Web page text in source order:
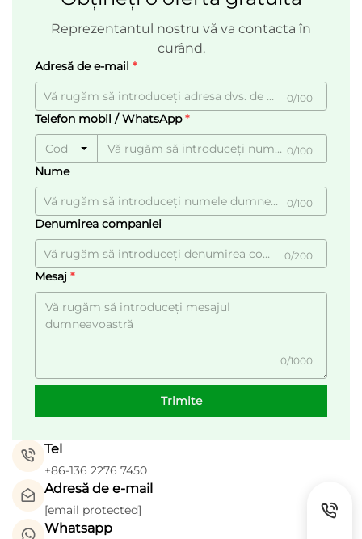
Reprezentantul nostru vă va contacta în
curând.
Adresă de e-mail
0/100
Telefon mobil / WhatsApp
Cod 0/100
Nume
0/100
Denumirea companiei
0/200
Mesaj
0/1000
Trimite
Tel
+86-136 2276 7450
Adresă de e-mail
[email protected]
Whatsapp